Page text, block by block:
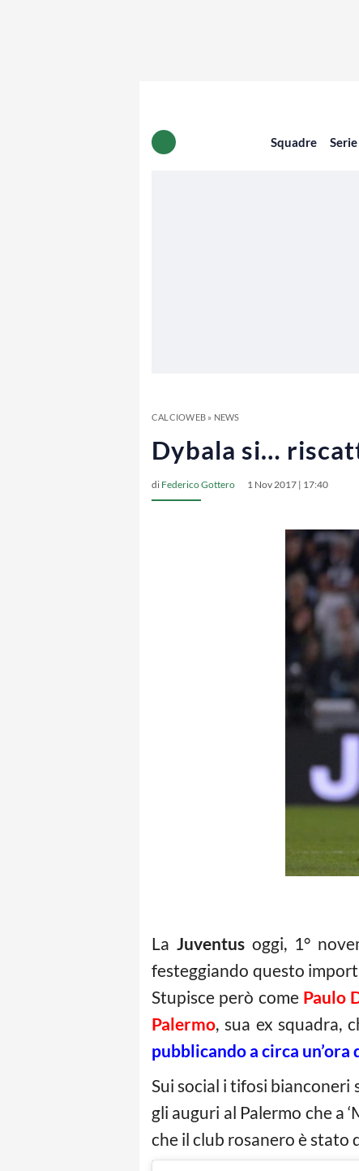
Squadre
CALCIOWEB» NEWS
Dybala si…
di Federico Gottero 1 Nov 2017 | 17:40
La Juventusoggi, 1°
festeggiando questo
Stupisce però come Paulo
Palermo, sua ex squadra,
pubblicando a circa un’ora
Sui social i tifosi bianconeri
gli auguri al Palermo che a
che il club rosanero è stato